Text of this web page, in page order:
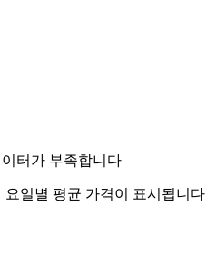
터가 부족합니다
일별 평균 가격이 표시됩니다